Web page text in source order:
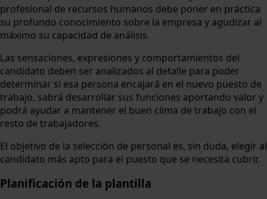
profesional de recursos humanos debe poner en práctica
su profundo conocimiento sobre la empresa y agudizar al
máximo su capacidad de análisis.
Las sensaciones, expresiones y comportamientos del
candidato deben ser analizados al detalle para poder
determinar si esa persona encajará en el nuevo puesto de
trabajo, sabrá desarrollar sus funciones aportando valor y
podrá ayudar a mantener el buen clima de trabajo con el
resto de trabajadores.
El objetivo de la selección de personal es, sin duda, elegir al
candidato más apto para el puesto que se necesita cubrir.
Planificación de la plantilla